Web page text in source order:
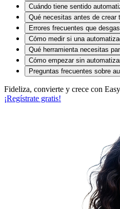
Cuándo tiene sentido
Qué necesitas antes de crear
Errores frecuentes que
Cómo medir si una
Qué herramienta necesitas
Cómo empezar sin
Preguntas frecuentes sobre
Fideliza, convierte y crece con
¡Regístrate gratis!